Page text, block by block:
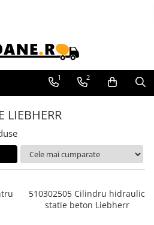
1 2
LIEBHERR
510302505 Cilindru hidraulic
statie beton Liebherr